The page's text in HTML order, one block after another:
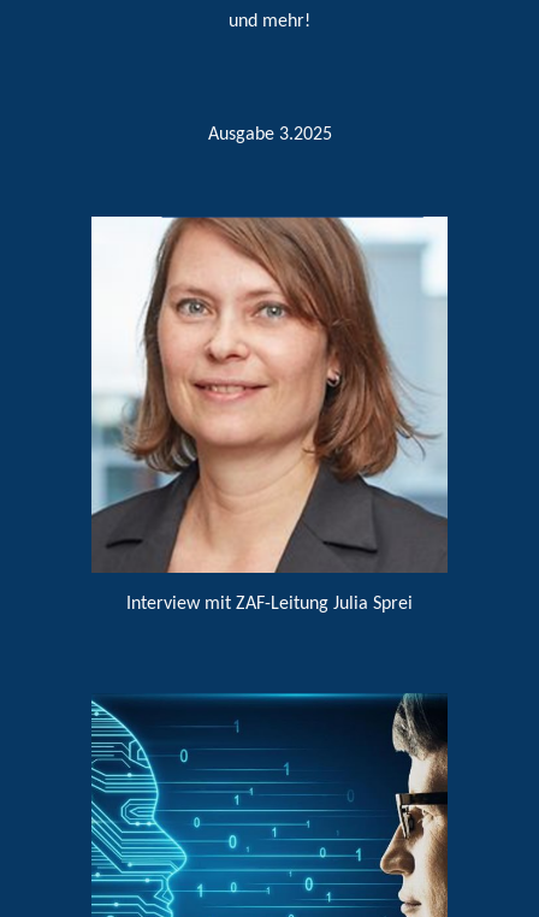
und mehr!
Ausgabe 3.2025
Interview mit ZAF-Leitung Julia Sprei